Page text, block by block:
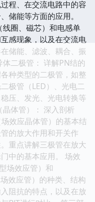
程、在交流电路中的容
储能等方面的应用。
圈、磁芯）和电感单
感现象，以及在交流电
储能、滤波、耦合、振
二极管： 详解PN结的
种类型的二极管，如整
极管（LED）、光电二
压、发光、光电转换等
体管）： 深入剖析
效应晶体管）的基本结
的放大作用和开关作
重点讲解三极管在放大
中的基本应用。 场效
场效应管）和
效应管）的种类、结构
阻抗的特点，以及在放